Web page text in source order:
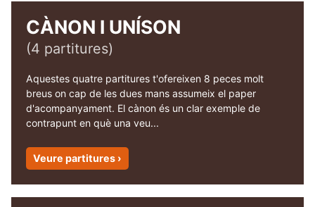
CÀNON I UNÍSON
(4 partitures)
Aquestes quatre partitures t'ofereixen 8 peces molt
breus on cap de les dues mans assumeix el paper
d'acompanyament. El cànon és un clar exemple de
contrapunt en què una veu...
Veure partitures ›